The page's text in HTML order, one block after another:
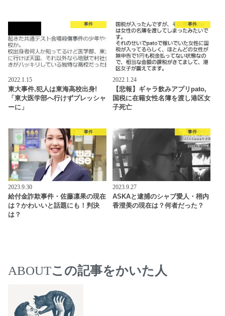
事件
2022.1.15
東大事件,犯人は東海高校出身!
「東大医学部へ行けずプレッシャ
ーに」
事件
2022.1.24
【悲報】ギャラ飲みアプリpato,
国税に在籍女性名簿を渡し港区女
子死亡
事件
2023.9.30
給付金詐欺事件・佐藤凛果の現在
は？かわいいと話題にも！判決
は？
事件
2023.9.27
ASKAと逮捕のシャブ愛人・栩内
香澄美の現在は？何者だった？
ABOUTこの記事をかいた人